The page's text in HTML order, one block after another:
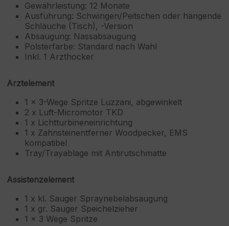
Gewährleistung: 12 Monate
Ausführung: Schwingen/Peitschen oder hängende
Schläuche (Tisch), -Version
Absaugung: Nassabsaugung
Polsterfarbe: Standard nach Wahl
Inkl. 1 Arzthocker
Arztelement
1 x 3-Wege Spritze Luzzani, abgewinkelt
2 x Luft-Micromotor TKD
1 x Lichtturbineneinrichtung
1 x Zahnsteinentferner Woodpecker, EMS
kompatibel
Tray/Trayablage mit Antirutschmatte
Assistenzelement
1 x kl. Sauger Spraynebelabsaugung
1 x gr. Sauger Speichelzieher
1 x 3 Wege Spritze